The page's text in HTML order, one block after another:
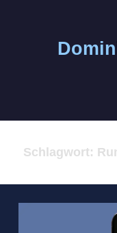
Schlagwort: